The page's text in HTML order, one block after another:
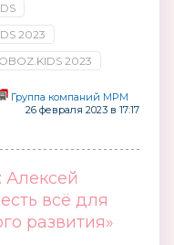
2023
2023
Группа компаний MPM
26 февраля 2023 в 17:17
Алексей
всё для
развития»